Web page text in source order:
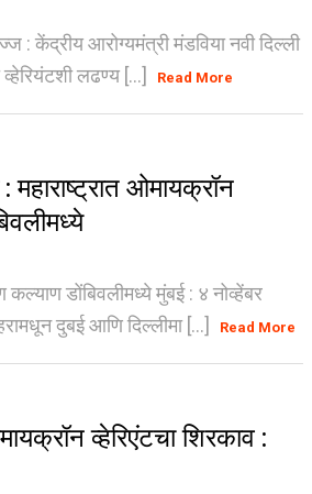
: केंद्रीय आरोग्यमंत्री मंडविया नवी दिल्ली
लढण्य [...]
Read More
ओमायक्रॉन
कल्याण डोंबिवलीमध्ये मुंबई : ४ नोव्हेंबर
दुबई आणि दिल्लीमा [...]
Read More
व्हेरिएंटचा शिरकाव :